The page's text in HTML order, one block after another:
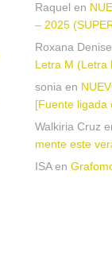
Raquel en
– 2025
Roxana Denise
Letra M (Letra
sonia en
[Fuente ligada
Walkiria Cruz
mente este
ISAen